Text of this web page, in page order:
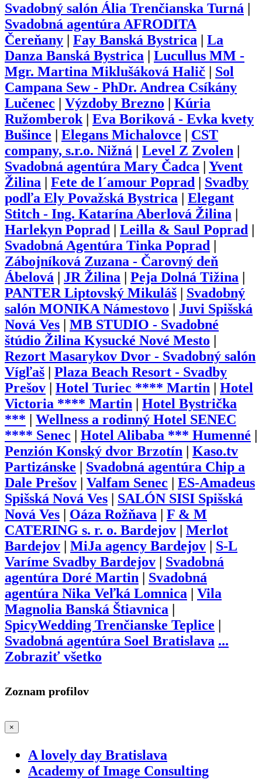
Svadobný salón Ália Trenčianska Turná
Svadobná agentúra AFRODITA
Čereňany
Fay Banská Bystrica
La
Danza Banská Bystrica
Lucullus MM -
Mgr. Martina Miklušáková Halič
Sol
Campana Sew - PhDr. Andrea Csíkány
Lučenec
Výzdoby Brezno
Kúria
Ružomberok| Eva Boriková - Evka kvety
Bušince
Elegans Michalovce
CST
company, s.r.o. Nižná
Level Z Zvolen
Svadobná agentúra Mary Čadca
Yvent
Žilina
Fete de l´amour Poprad
Svadby
podľa Ely Považská Bystrica
Elegant
Stitch - Ing. Katarína Aberlová Žilina
Harlekyn Poprad
Leilla & Saul Poprad
Svadobná Agentúra Tinka Poprad
Zábojníková Zuzana - Čarovný deň
Ábelová
JR Žilina Peja Dolná Tižina
PANTER Liptovský Mikuláš
Svadobný
salón MONIKA Námestovo
Juvi Spišská
Nová Ves
MB STUDIO - Svadobné
štúdio Žilina Kysucké Nové Mesto
Rezort Masarykov Dvor - Svadobný salón
Vígľaš
Plaza Beach Resort - Svadby
Prešov
Hotel Turiec **** Martin
Hotel
Victoria **** Martin
Hotel Bystrička
***
Wellness a rodinný Hotel SENEC
**** Senec
Hotel Alibaba *** Humenné
Penzión Konský dvor Brzotín
Kaso.tv
Partizánske
Svadobná agentúra Chip a
Dale Prešov
Valfam Senec
ES-Amadeus
Spišská Nová Ves
SALÓN SISI Spišská
Nová Ves
Oáza Rožňava
F & M
CATERING s. r. o. Bardejov
Merlot
Bardejov
MiJa agency Bardejov
S-L
Varíme Svadby Bardejov
Svadobná
agentúra Doré Martin
Svadobná
agentúra Nika Veľká Lomnica
Vila
Magnolia Banská Štiavnica
SpicyWedding Trenčianske Teplice
Svadobná agentúra Soel Bratislava ...
Zobraziť všetko
Zoznam profilov
×
A lovely day Bratislava
Academy of Image Consulting